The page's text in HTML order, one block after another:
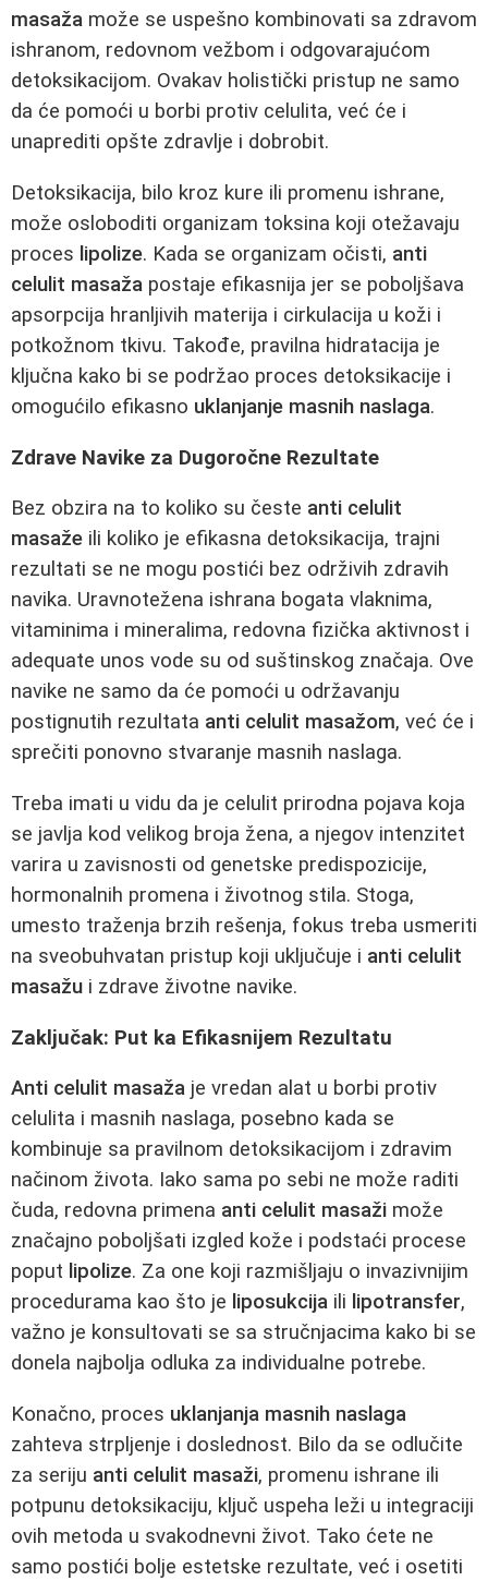
masaža može se uspešno kombinovati sa zdravom
ishranom, redovnom vežbom i odgovarajućom
detoksikacijom. Ovakav holistički pristup ne samo
da će pomoći u borbi protiv celulita, već će i
unaprediti opšte zdravlje i dobrobit.
Detoksikacija, bilo kroz kure ili promenu ishrane,
može osloboditi organizam toksina koji otežavaju
proces lipolize. Kada se organizam očisti, anti
celulit masaža postaje efikasnija jer se poboljšava
apsorpcija hranljivih materija i cirkulacija u koži i
potkožnom tkivu. Takođe, pravilna hidratacija je
ključna kako bi se podržao proces detoksikacije i
omogućilo efikasno uklanjanje masnih naslaga.
Zdrave Navike za Dugoročne Rezultate
Bez obzira na to koliko su česte anti celulit
masaže ili koliko je efikasna detoksikacija, trajni
rezultati se ne mogu postići bez održivih zdravih
navika. Uravnotežena ishrana bogata vlaknima,
vitaminima i mineralima, redovna fizička aktivnost i
adequate unos vode su od suštinskog značaja. Ove
navike ne samo da će pomoći u održavanju
postignutih rezultata anti celulit masažom, već će i
sprečiti ponovno stvaranje masnih naslaga.
Treba imati u vidu da je celulit prirodna pojava koja
se javlja kod velikog broja žena, a njegov intenzitet
varira u zavisnosti od genetske predispozicije,
hormonalnih promena i životnog stila. Stoga,
umesto traženja brzih rešenja, fokus treba usmeriti
na sveobuhvatan pristup koji uključuje i anti celulit
masažu i zdrave životne navike.
Zaključak: Put ka Efikasnijem Rezultatu
Anti celulit masaža je vredan alat u borbi protiv
celulita i masnih naslaga, posebno kada se
kombinuje sa pravilnom detoksikacijom i zdravim
načinom života. Iako sama po sebi ne može raditi
čuda, redovna primena anti celulit masaži može
značajno poboljšati izgled kože i podstaći procese
poput lipolize. Za one koji razmišljaju o invazivnijim
procedurama kao što je liposukcija ili lipotransfer,
važno je konsultovati se sa stručnjacima kako bi se
donela najbolja odluka za individualne potrebe.
Konačno, proces uklanjanja masnih naslaga
zahteva strpljenje i doslednost. Bilo da se odlučite
za seriju anti celulit masaži, promenu ishrane ili
potpunu detoksikaciju, ključ uspeha leži u integraciji
ovih metoda u svakodnevni život. Tako ćete ne
samo postići bolje estetske rezultate, već i osetiti